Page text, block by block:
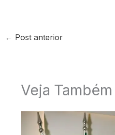
← Post anterior
Veja Também